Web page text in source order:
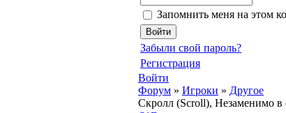
Запомнить меня на этом
Забыли свой пароль?
Регистрация
Войти
Форум » Игроки » Другое
Скролл (Scroll), Незаменимо в